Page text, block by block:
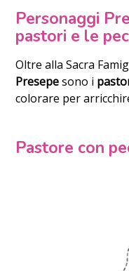
Personaggi
pastori e le
Oltre alla Sacra
Presepesono i
colorare per
Pastore con